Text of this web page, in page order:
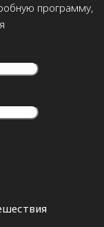
программу,